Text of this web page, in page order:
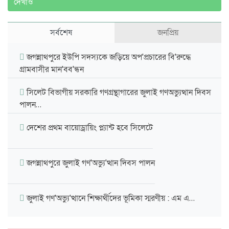
সর্বশেষ জনপ্রিয়
জগন্নাথপুরে ইউপি সদস্যকে জড়িয়ে অপ'প্রচারের বি'রুদ্ধে
গ্রামবাসীর মান'বব'ন্ধন
সিলেট বিভাগীয় সরকারি গণগ্রন্থাগারের জুলাই গণঅভ্যুত্থান দিবস
পালন…
দেশের প্রথম বায়োড্রায়িং প্ল্যান্ট হবে সিলেটে
জগন্নাথপুরে জুলাই গণ'অভ্যু'ত্থান দিবস পালন
জুলাই গণ'অভ্যু'ত্থানে শিক্ষার্থীদের ভূমিকা স্মরণীয় : এম এ…